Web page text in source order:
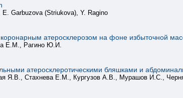
Garbuzova (Striukova), Y. Ragino
атеросклерозом на фоне избыточной
Е.М., Рагино Ю.И.
атеросклеротическими бляшками и
Я.В., Стахнева Е.М., Кургузов А.В., Мурашов И.С.,